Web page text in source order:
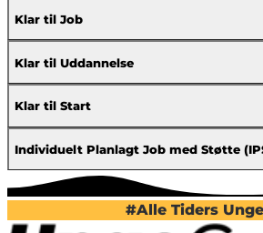
Klar til Job
Klar til Uddannelse
Klar til Start
Individuelt Planlagt Job med Støtte
#Alle Tiders